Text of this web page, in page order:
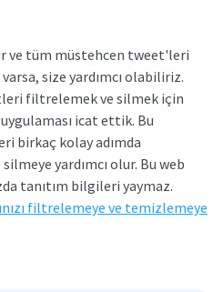
ve tüm müstehcen tweet'leri
size yardımcı olabiliriz.
filtrelemek ve silmek için
icat ettik. Bu
birkaç kolay adımda
yardımcı olur. Bu web
tanıtım bilgileri yaymaz.
filtrelemeye ve temizlemeye